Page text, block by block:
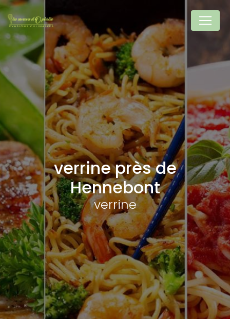
verrine près de
Hennebont
verrine
Panneau de gestion des cookies